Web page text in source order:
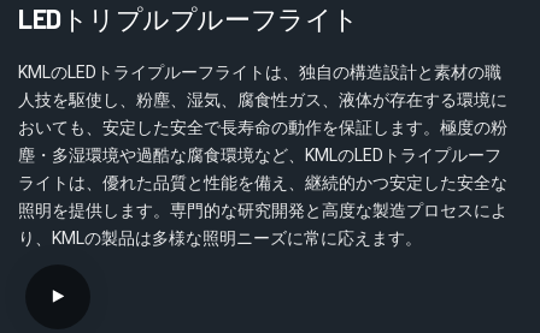
LEDトリプルプルーフライト
KMLのLEDトライプルーフライトは、独自の構造設計と素材の職
人技を駆使し、粉塵、湿気、腐食性ガス、液体が存在する環境に
おいても、安定した安全で長寿命の動作を保証します。極度の粉
塵・多湿環境や過酷な腐食環境など、KMLのLEDトライプルーフ
ライトは、優れた品質と性能を備え、継続的かつ安定した安全な
照明を提供します。専門的な研究開発と高度な製造プロセスによ
り、KMLの製品は多様な照明ニーズに常に応えます。